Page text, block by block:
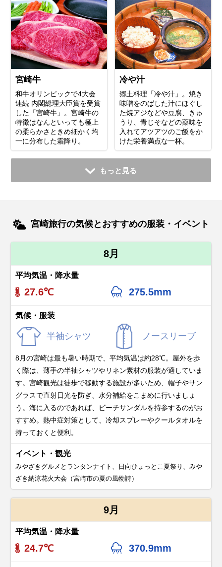
宮崎牛
和牛オリンピックで4大会
連続 内閣総理大臣賞を受賞
した「宮崎牛」。宮崎牛の
特徴はなんといっても極上
の柔らかさときめ細かく均
一に分布した霜降り。
冷や汁
郷土料理「冷や汁」。焼き
味噌をのばした汁にほぐし
た焼アジなどや豆腐、きゅ
うり、青じそなどの薬味を
入れてアツアツのご飯をか
けた栄養満点な一杯。
もっと見る
宮崎旅行の気候とおすすめの服装・イベント
8月
平均気温・降水量
27.6℃ 275.5mm
気候・服装
半袖シャツ ノースリーブ
8月の宮崎は最も暑い時期で、平均気温は約28℃。屋外を歩
く際は、薄手の半袖シャツやリネン素材の服装が適していま
す。宮崎観光は徒歩で移動する施設が多いため、帽子やサン
グラスで直射日光を防ぎ、水分補給をこまめに行いましょ
う。海に入るのであれば、ビーチサンダルを持参するのがお
すすめ。熱中症対策として、冷却スプレーやクールタオルを
持っておくと便利。
イベント・観光
みやざきグルメとランタンナイト、日向ひょっとこ夏祭り、みや
ざき納涼花火大会（宮崎市の夏の風物詩）
9月
平均気温・降水量
24.7℃ 370.9mm